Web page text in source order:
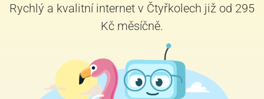
Rychlý a kvalitní internet v Čtyřkolech již od 295
Kč měsíčně.